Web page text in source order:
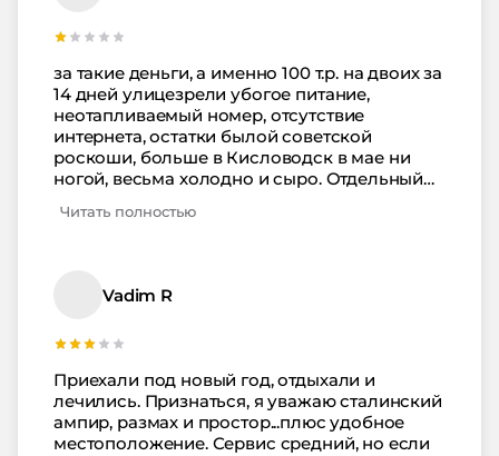
за такие деньги, а именно 100 т.р. на двоих за
14 дней улицезрели убогое питание,
неотапливаемый номер, отсутствие
интернета, остатки былой советской
роскоши, больше в Кисловодск в мае ни
ногой, весьма холодно и сыро. Отдельный
фотоэтюды напротив 3 корпуса с птицами,
Читать полностью
Vadim R
Приехали под новый год, отдыхали и
лечились. Признаться, я уважаю сталинский
ампир, размах и простор...плюс удобное
местоположение. Сервис средний, но если